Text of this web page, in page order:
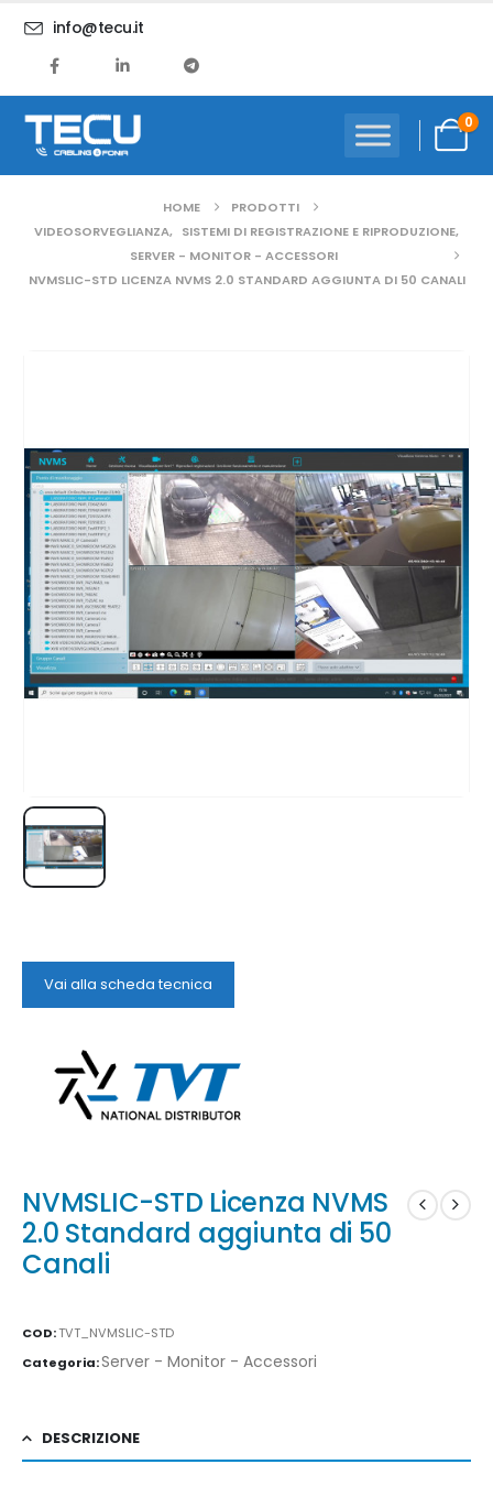
info@tecu.it
0
HOME
PRODOTTI
VIDEOSORVEGLIANZA, SISTEMI DI REGISTRAZIONE E RIPRODUZIONE,
SERVER - MONITOR - ACCESSORI
NVMSLIC-STD LICENZA NVMS 2.0 STANDARD AGGIUNTA DI 50 CANALI
Vai alla scheda tecnica
NVMSLIC-STD Licenza NVMS
2.0 Standard aggiunta di 50
Canali
COD:TVT_NVMSLIC-STD
Categoria:Server - Monitor - Accessori
DESCRIZIONE